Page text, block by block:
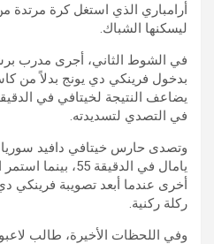
أرامباري الذي استغل كرة مرتدة
ليسكنها الشباك.
في الشوط الثاني، أجرى مدرب
بدخول فرينكي دي يونج بدلاً من
في التصدي لتسديدته.
وتصدى حارس خيتافي دافيد سوريا
يامال في الدقيقة
ركلة ركنية.
وفي اللحظات الأخيرة، طالب